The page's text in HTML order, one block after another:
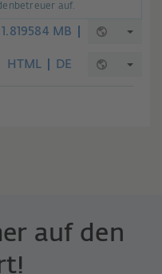
auf.
1.819584 MB
HTML DE
auf den